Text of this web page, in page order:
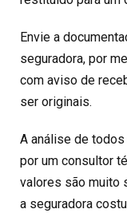
Envie a
seguradora, por
com aviso de
ser originais.
A análise de
por um consultor
valores são muito
a seguradora